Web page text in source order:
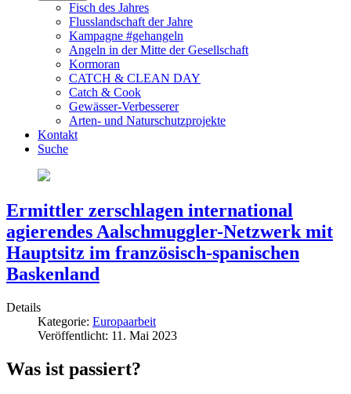
Fisch des Jahres
Flusslandschaft der Jahre
Kampagne #gehangeln
Angeln in der Mitte der Gesellschaft
Kormoran
CATCH & CLEAN DAY
Catch & Cook
Gewässer-Verbesserer
Arten- und Naturschutzprojekte
Kontakt
Suche
Ermittler zerschlagen international
agierendes Aalschmuggler-Netzwerk mit
Hauptsitz im französisch-spanischen
Baskenland
Details
Kategorie: Europaarbeit
Veröffentlicht: 11. Mai 2023
Was ist passiert?